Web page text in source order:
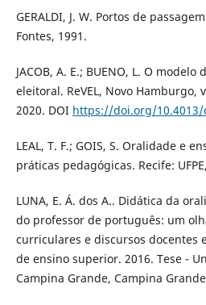
GERALDI, J. W. Portos de
Fontes, 1991.
JACOB, A. E.; BUENO, L. O
eleitoral. ReVEL, Novo Hamburgo,
2020. DOI https://doi.org/10.4013/
LEAL, T. F.; GOIS, S. Oralidade e
práticas pedagógicas. Recife:
LUNA, E. Á. dos A.. Didática da
do professor de português: um
curriculares e discursos docentes
de ensino superior. 2016. Tese -
Campina Grande, Campina